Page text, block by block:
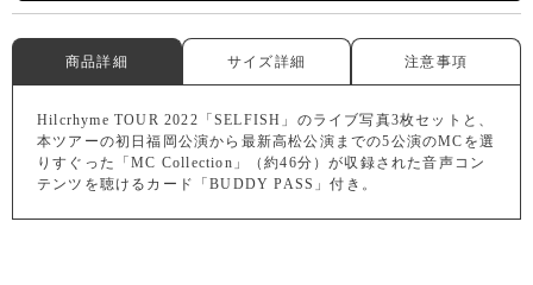
商品詳細 サイズ詳細 注意事項
Hilcrhyme TOUR 2022「SELFISH」のライブ写真3枚セットと、
本ツアーの初日福岡公演から最新高松公演までの5公演のMCを選
りすぐった「MC Collection」（約46分）が収録された音声コン
テンツを聴けるカード「BUDDY PASS」付き。